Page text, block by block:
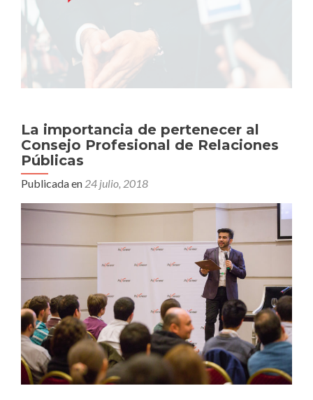
La importancia de pertenecer al
Consejo Profesional de Relaciones
Públicas
Publicada en 24 julio, 2018